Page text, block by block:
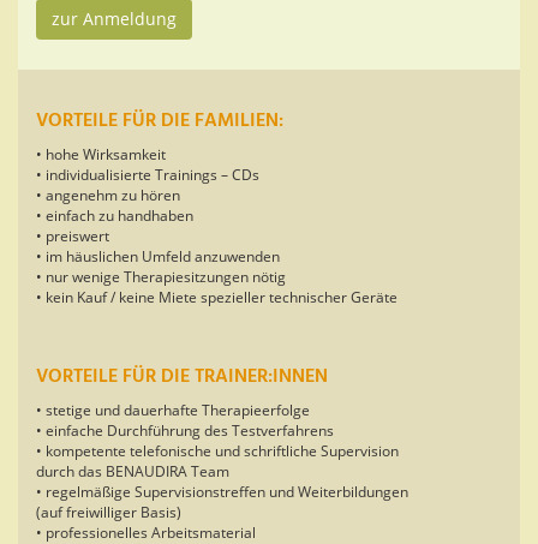
zur Anmeldung
VORTEILE FÜR DIE FAMILIEN:
• hohe Wirksamkeit
• individualisierte Trainings – CDs
• angenehm zu hören
• einfach zu handhaben
• preiswert
• im häuslichen Umfeld anzuwenden
• nur wenige Therapiesitzungen nötig
• kein Kauf / keine Miete spezieller technischer Geräte
VORTEILE FÜR DIE TRAINER:INNEN
• stetige und dauerhafte Therapieerfolge
• einfache Durchführung des Testverfahrens
• kompetente telefonische und schriftliche Supervision
durch das BENAUDIRA Team
• regelmäßige Supervisionstreffen und Weiterbildungen
(auf freiwilliger Basis)
• professionelles Arbeitsmaterial